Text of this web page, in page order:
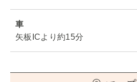
車
矢板ICより約15分